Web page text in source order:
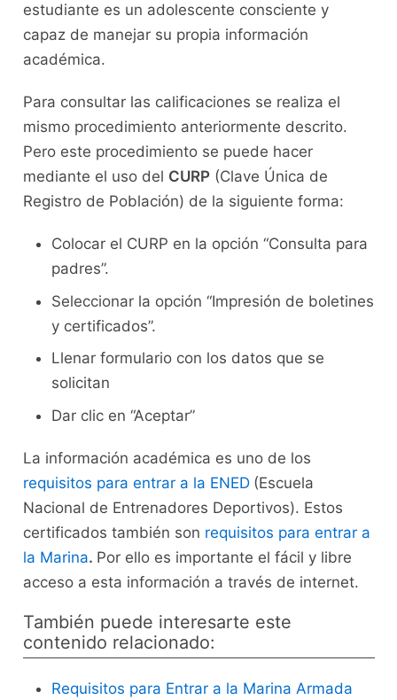
estudiante es un adolescente consciente y
capaz de manejar su propia información
académica.
Para consultar las calificaciones se realiza el
mismo procedimiento anteriormente descrito.
Pero este procedimiento se puede hacer
mediante el uso del CURP(Clave Única de
Registro de Población) de la siguiente forma:
Colocar el CURP en la opción “Consulta para
padres”.
Seleccionar la opción “Impresión de boletines
y certificados”.
Llenar formulario con los datos que se
solicitan
Dar clic en “Aceptar”
La información académica es uno de los
requisitos para entrar a la ENED (Escuela
Nacional de Entrenadores Deportivos). Estos
certificados también son requisitos para entrar a
la Marina. Por ello es importante el fácil y libre
acceso a esta información a través de internet.
También puede interesarte este
contenido relacionado:
Requisitos para Entrar a la Marina Armada